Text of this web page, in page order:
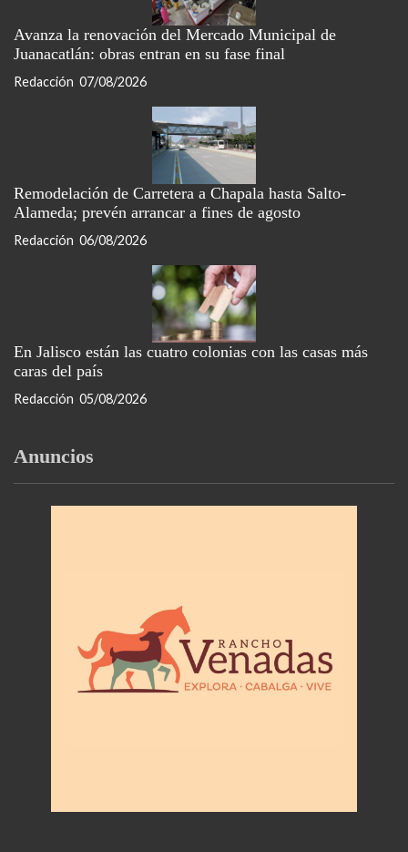
Avanza la renovación del Mercado Municipal de
Juanacatlán: obras entran en su fase final
Redacción 07/08/2026
Remodelación de Carretera a Chapala hasta Salto-
Alameda; prevén arrancar a fines de agosto
Redacción 06/08/2026
En Jalisco están las cuatro colonias con las casas más
caras del país
Redacción 05/08/2026
Anuncios